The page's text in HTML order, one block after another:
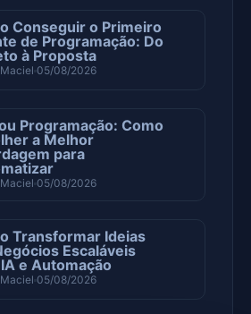
Conseguir o Primeiro
de Programação: Do
à Proposta
05/08/2026
Programação: Como
a Melhor
para
05/08/2026
Transformar Ideias
Escaláveis
e Automação
05/08/2026